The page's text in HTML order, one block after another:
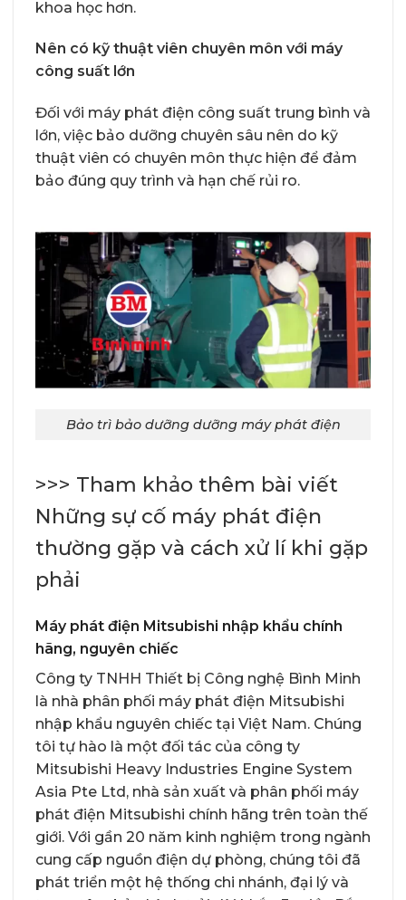
khoa học hơn.
Nên có kỹ thuật viên chuyên môn với máy
công suất lớn
Đối với máy phát điện công suất trung bình và
lớn, việc bảo dưỡng chuyên sâu nên do kỹ
thuật viên có chuyên môn thực hiện để đảm
bảo đúng quy trình và hạn chế rủi ro.
Bảo trì bảo dưỡng dưỡng máy phát điện
>>> Tham khảo thêm bài viết
Những sự cố máy phát điện
thường gặp và cách xử lí khi gặp
phải
Máy phát điện Mitsubishi nhập khẩu chính
hãng, nguyên chiếc
Công ty TNHH Thiết bị Công nghệ Bình Minh
là nhà phân phối máy phát điện Mitsubishi
nhập khẩu nguyên chiếc tại Việt Nam. Chúng
tôi tự hào là một đối tác của công ty
Mitsubishi Heavy Industries Engine System
Asia Pte Ltd, nhà sản xuất và phân phối máy
phát điện Mitsubishi chính hãng trên toàn thế
giới. Với gần 20 năm kinh nghiệm trong ngành
cung cấp nguồn điện dự phòng, chúng tôi đã
phát triển một hệ thống chi nhánh, đại lý và